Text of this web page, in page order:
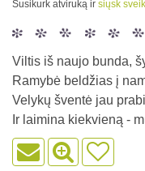
Susikurk atviruką ir siųsk
Viltis iš naujo bunda,
Ramybė beldžias į
Velykų šventė jau
Ir laimina kiekvieną -